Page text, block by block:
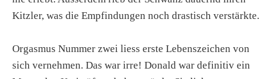
Kitzler, was die Empfindungen noch drastisch verstärkte.
Orgasmus Nummer zwei liess erste Lebenszeichen von
sich vernehmen. Das war irre! Donald war definitiv ein